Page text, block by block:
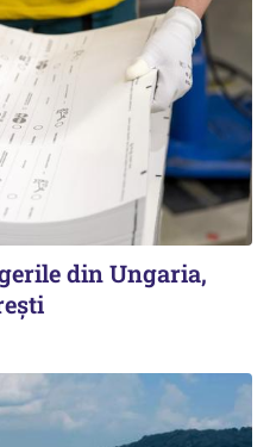
din Ungaria,